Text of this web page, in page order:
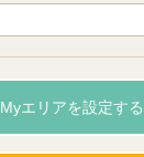
Myエリアを設定する